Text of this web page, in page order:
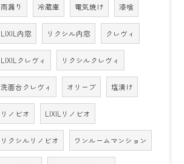
雨漏り 冷蔵庫 電気焼け 漆喰
LIXIL内窓 リクシル内窓 クレヴィ
LIXILクレヴィ リクシルクレヴィ
洗面台クレヴィ オリーブ 塩漬け
リノビオ LIXILリノビオ
リクシルリノビオ ワンルームマンション